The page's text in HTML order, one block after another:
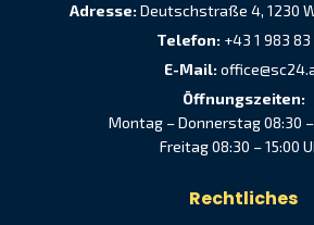
Adresse:Deutschstraße 4, 1230
Telefon: +43 1 983 83
E-Mail:
Öffnungszeiten:
Montag – Donnerstag 08:30 –
Freitag 08:30 – 15:00
Rechtliches